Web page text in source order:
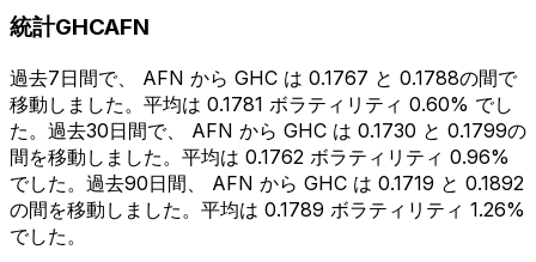
統計GHCAFN
過去7日間で、 AFN から GHC は 0.1767 と 0.1788の間で
移動しました。平均は 0.1781 ボラティリティ 0.60% でし
た。過去30日間で、 AFN から GHC は 0.1730 と 0.1799の
間を移動しました。平均は 0.1762 ボラティリティ 0.96%
でした。過去90日間、 AFN から GHC は 0.1719 と 0.1892
の間を移動しました。平均は 0.1789 ボラティリティ 1.26%
でした。